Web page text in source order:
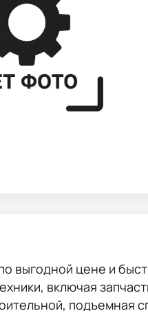
выгодной цене и
включая
подъемная